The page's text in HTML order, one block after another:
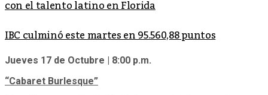
con el talento latino en Florida
IBC culminó este martes en 95.560,88 puntos
Jueves 17 de Octubre | 8:00 p.m.
“Cabaret Burlesque”